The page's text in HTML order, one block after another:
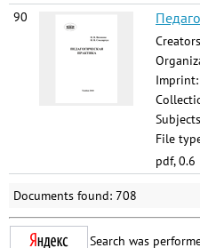
90
Imprint:
File
pdf, 0.6
Documents found: 708
Search was